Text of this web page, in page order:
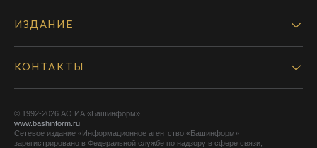
ИЗДАНИЕ
КОНТАКТЫ
© 1992-2026 АО ИА «Башинформ».
www.bashinform.ru
Сетевое издание «Информационное агентство «Башинформ»
зарегистрировано в Федеральной службе по надзору в сфере связи,